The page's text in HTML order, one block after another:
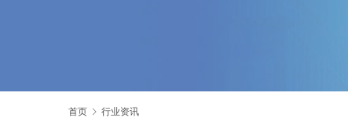
首页 行业资讯